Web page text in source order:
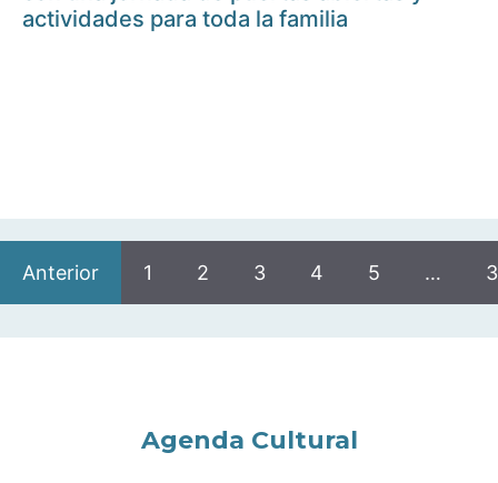
actividades para toda la familia
Anterior 1 2 3 4 5 …
Agenda Cultural